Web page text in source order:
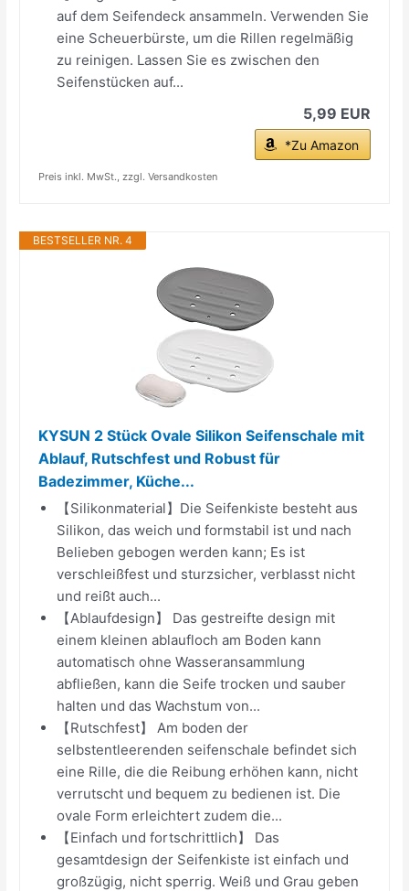
auf dem Seifendeck ansammeln. Verwenden Sie
eine Scheuerbürste, um die Rillen regelmäßig
zu reinigen. Lassen Sie es zwischen den
Seifenstücken auf...
5,99 EUR
*Zu Amazon
Preis inkl. MwSt., zzgl. Versandkosten
BESTSELLER NR. 4
KYSUN 2 Stück Ovale Silikon Seifenschale mit
Ablauf, Rutschfest und Robust für
Badezimmer, Küche...
【Silikonmaterial】Die Seifenkiste besteht aus
Silikon, das weich und formstabil ist und nach
Belieben gebogen werden kann; Es ist
verschleißfest und sturzsicher, verblasst nicht
und reißt auch...
【Ablaufdesign】 Das gestreifte design mit
einem kleinen ablaufloch am Boden kann
automatisch ohne Wasseransammlung
abfließen, kann die Seife trocken und sauber
halten und das Wachstum von...
【Rutschfest】 Am boden der
selbstentleerenden seifenschale befindet sich
eine Rille, die die Reibung erhöhen kann, nicht
verrutscht und bequem zu bedienen ist. Die
ovale Form erleichtert zudem die...
【Einfach und fortschrittlich】 Das
gesamtdesign der Seifenkiste ist einfach und
großzügig, nicht sperrig. Weiß und Grau geben